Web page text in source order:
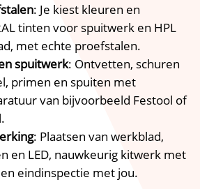
: Je kiest kleuren en
tinten voor spuitwerk en HPL
met echte proefstalen.​
spuitwerk: Ontvetten, schuren
primen en spuiten met
van bijvoorbeeld Festool of
: Plaatsen van werkblad,
en LED, nauwkeurig kitwerk met
eindinspectie met jou.​